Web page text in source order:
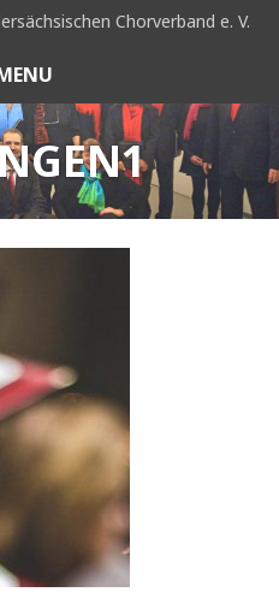
Chorverband e. V.
e. V.